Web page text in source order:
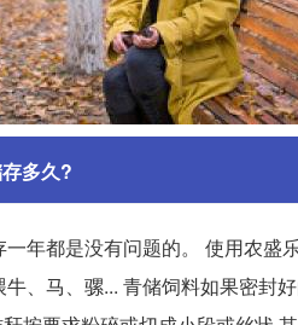
多久?
年都是没有问题的。 使用农
、马、骡... 青储饲料如果密封